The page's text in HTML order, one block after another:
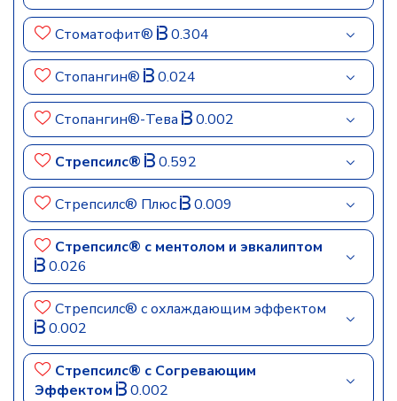
Стоматофит® 0.304
Стопангин® 0.024
Стопангин®-Тева 0.002
Стрепсилс® 0.592
Стрепсилс® Плюс 0.009
Стрепсилс® с ментолом и эвкалиптом
0.026
Стрепсилс® с охлаждающим эффектом
0.002
Стрепсилс® с Согревающим
Эффектом
0.002